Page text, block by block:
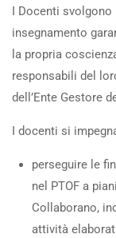
I Docenti
insegnamento
la propria
responsabili del
dell’Ente Gestore
I docenti si
perseguire le
nel PTOF a
Collaborano,
attività